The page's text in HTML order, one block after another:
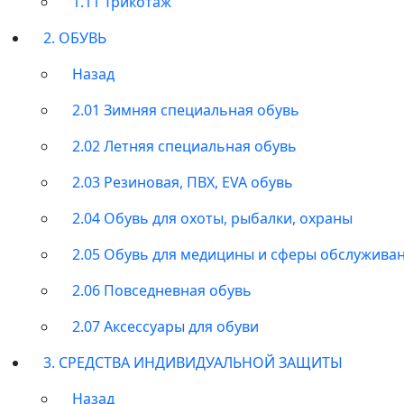
2. ОБУВЬ
Назад
2.01 Зимняя специальная обувь
2.02 Летняя специальная обувь
2.03 Резиновая, ПВХ, EVA обувь
2.04 Обувь для охоты, рыбалки, охраны
2.05 Обувь для медицины и сферы
2.06 Повседневная обувь
2.07 Аксессуары для обуви
3. СРЕДСТВА ИНДИВИДУАЛЬНОЙ ЗАЩИТЫ
Назад